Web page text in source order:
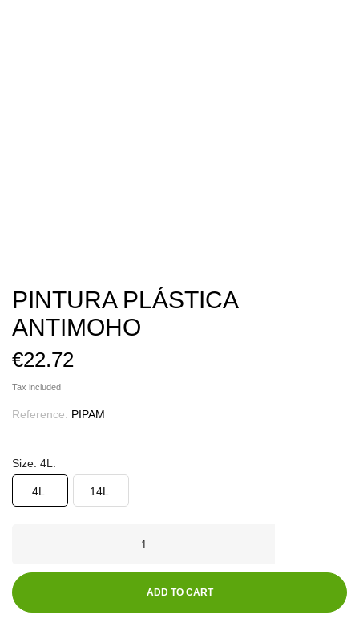
PINTURA PLÁSTICA
ANTIMOHO
€22.72
Tax included
Reference: PIPAM
Size: 4L.
4L. 14L.
ADD TO CART